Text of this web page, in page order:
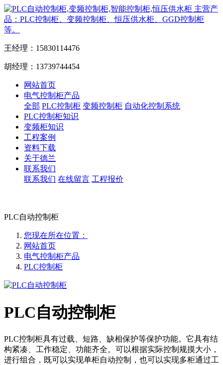
主营产
品：PLC控制柜、变频控制柜、恒压供水柜、GGD控制柜
等。
王经理：15830114476
胡经理：13739744454
网站首页
电气控制柜产品
全部 PLC控制柜 变频控制柜 自动化控制系统
PLC控制柜知识
变频柜知识
工程案例
资料下载
关于德兰
联系我们
联系我们 在线留言 工程报价
PLC自动控制柜
您现在所在位置：
网站首页
电气控制柜产品
PLC控制柜
PLC自动控制柜
PLC控制柜具有过载、短路、缺相保护等保护功能。它具有结
构紧凑、工作稳定、功能齐全。可以根据实际控制规摸大小，
进行组合，既可以实现单柜自动控制，也可以实现多柜通过工